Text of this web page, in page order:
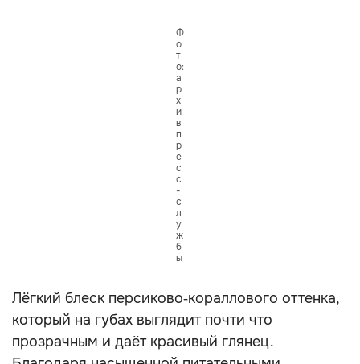
Ф
о
т
о:
а
р
х
и
в
п
р
е
с
с
-
с
л
у
ж
б
ы
Лёгкий блеск персиково‑кораллового оттенка,
который на губах выглядит почти что
прозрачным и даёт красивый глянец.